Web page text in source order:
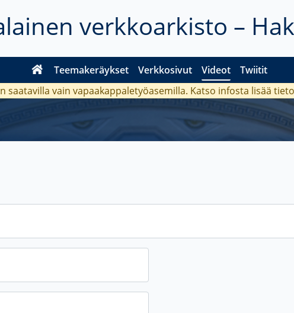
verkkoarkisto –
Teemakeräykset Verkkosivut Videot Twiitit
saatavilla vain vapaakappaletyöasemilla. Katso infosta lisää